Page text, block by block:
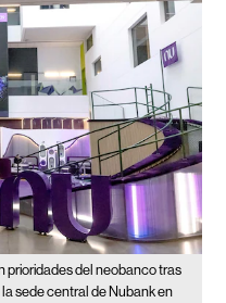
prioridades del neobanco tras
sede central de Nubank en